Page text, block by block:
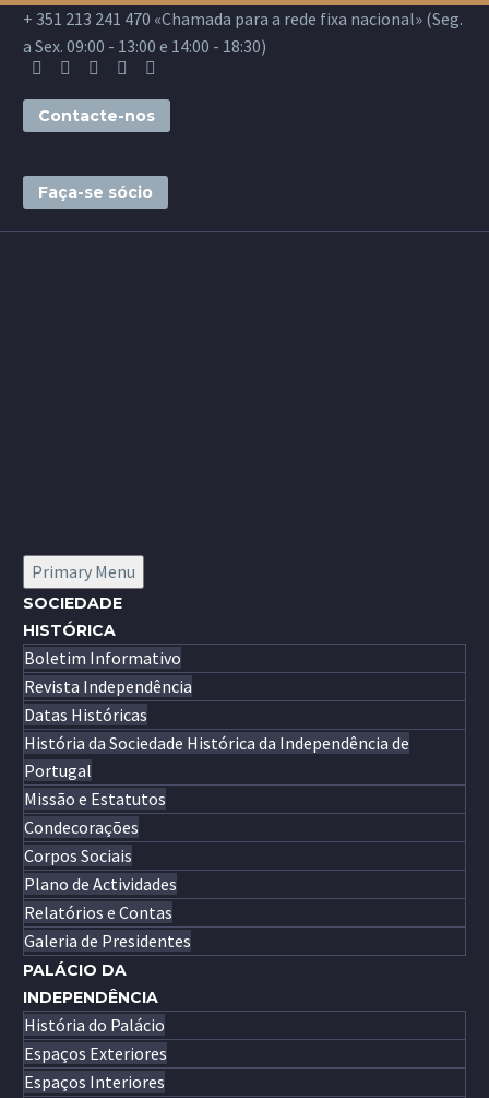
+ 351 213 241 470 «Chamada para a rede fixa nacional» (Seg.
a Sex. 09:00 - 13:00 e 14:00 - 18:30)
Contacte-nos
Faça-se sócio
Primary Menu
SOCIEDADE
HISTÓRICA
Boletim Informativo
Revista Independência
Datas Históricas
História da Sociedade Histórica da Independência de
Portugal
Missão e Estatutos
Condecorações
Corpos Sociais
Plano de Actividades
Relatórios e Contas
Galeria de Presidentes
PALÁCIO DA
INDEPENDÊNCIA
História do Palácio
Espaços Exteriores
Espaços Interiores